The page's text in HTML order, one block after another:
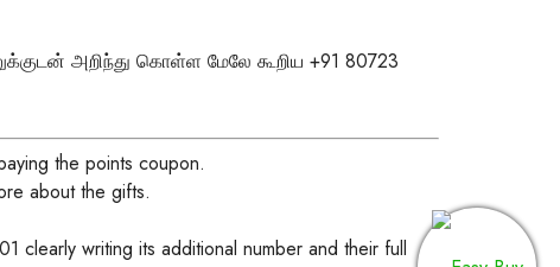
அறிந்து கொள்ள மேலே கூறிய +91 80723
the points coupon.
about the gifts.
clearly writing its additional number and their full